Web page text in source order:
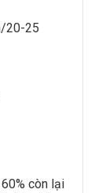
20-25
còn lại